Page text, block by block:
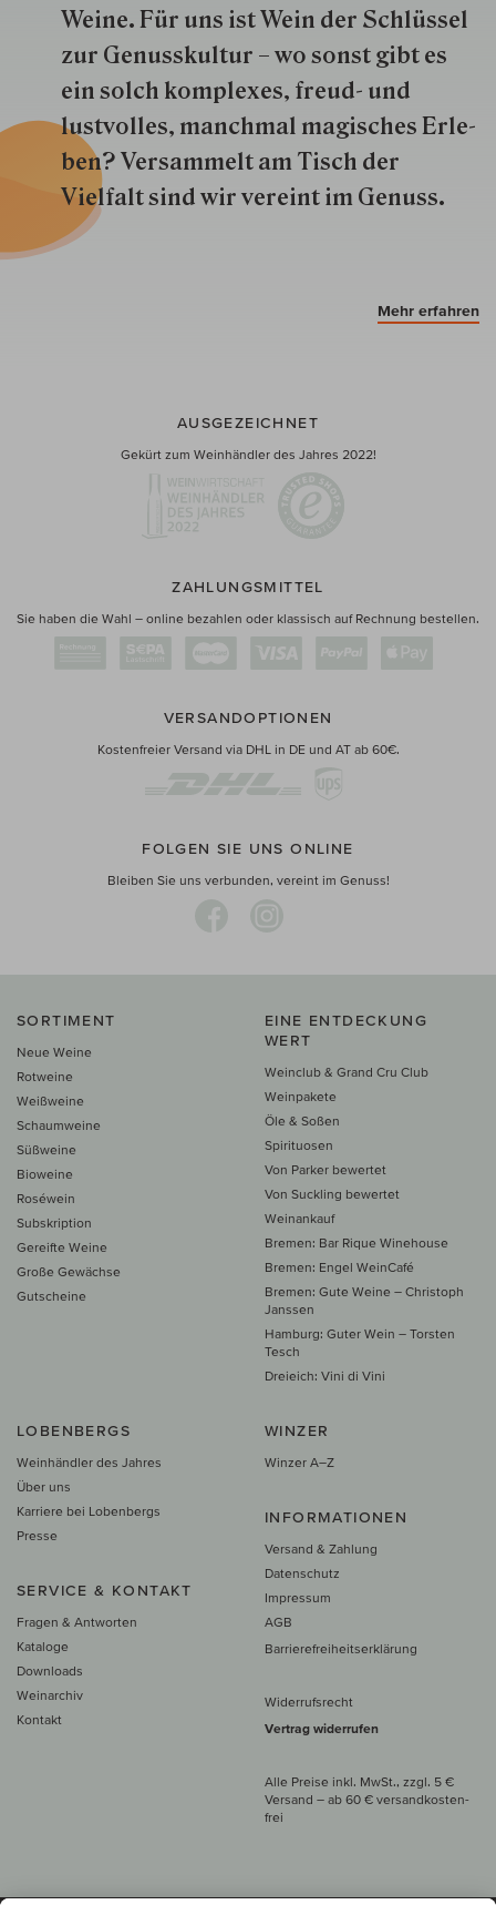
Weine. Für uns ist Wein der Schlüs­sel
zur Genuss­kultur – wo sonst gibt es
ein solch kom­plexes, freud- und
lustvolles, manchmal ma­gisch­es Er­le­
ben? Versammelt am Tisch der
Vielfalt sind wir ver­eint im Genuss.
Mehr erfahren
AUSGEZEICHNET
Gekürt zum Weinhändler des Jahres 2022!
ZAHLUNGSMITTEL
Sie haben die Wahl – online bezahlen oder klassisch auf Rechnung bestellen.
VERSANDOPTIONEN
Kostenfreier Versand via DHL in DE und AT ab 60€.
FOLGEN SIE UNS ONLINE
Bleiben Sie uns verbunden, vereint im Genuss!
SORTIMENT
Neue Weine
Rotweine
Weißweine
Schaumweine
Süßweine
Bioweine
Roséwein
Subskription
Gereifte Weine
Große Gewächse
Gutscheine
EINE ENTDECKUNG
WERT
Weinclub & Grand Cru Club
Weinpakete
Öle & Soßen
Spirituosen
Von Parker bewertet
Von Suckling bewertet
Weinankauf
Bremen: Bar Rique Winehouse
Bremen: Engel WeinCafé
Bremen: Gute Weine – Christoph
Janssen
Hamburg: Guter Wein – Torsten
Tesch
Dreieich: Vini di Vini
LOBENBERGS
Weinhändler des Jahres
Über uns
Karriere bei Lobenbergs
Presse
SERVICE & KONTAKT
Fragen & Antworten
Kataloge
Downloads
Weinarchiv
Kontakt
WINZER
Winzer A–Z
INFORMATIONEN
Versand & Zahlung
Datenschutz
Impressum
AGB
Barrierefreiheitserklärung
Widerrufsrecht
Vertrag widerrufen
Alle Preise inkl. MwSt., zzgl. 5 €
Versand – ab 60 € versand­kosten­
frei